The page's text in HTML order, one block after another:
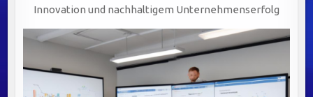
Innovation und nachhaltigem Unternehmenserfolg